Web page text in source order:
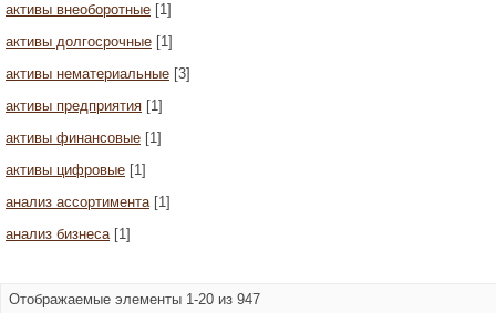
активы внеоборотные [1]
активы долгосрочные [1]
активы нематериальные [3]
активы предприятия [1]
активы финансовые [1]
активы цифровые [1]
анализ ассортимента[1]
анализ бизнеса[1]
Отображаемые элементы 1-20 из 947